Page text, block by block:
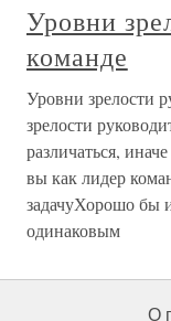
Уровни
команде
Уровни зрелости
зрелости
различаться,
вы как лидер
задачуХорошо бы
одинаковым
О